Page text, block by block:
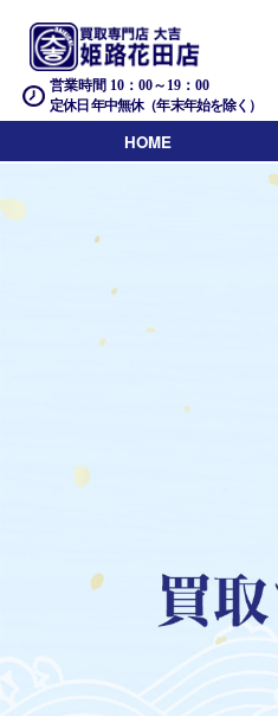
営業時間 10：00～19：00
定休日 年中無休（年末年始を除く）
HOME